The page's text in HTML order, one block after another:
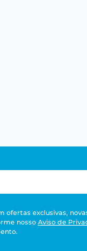
ofertas exclusivas,
nosso Aviso de